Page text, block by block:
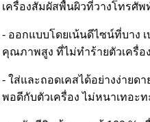
เครื่องสัมผัสพื้นผิวที่วางโทรศัพ
- ออกแบบโดยเน้นดีไซน์ที่บาง
คุณภาพสูง ที่ไม่ทำร้ายตัวเครื่
- ใส่และถอดเคสได้อย่างง่ายด
พอดีกับตัวเครื่อง ไม่หนาเทอะท